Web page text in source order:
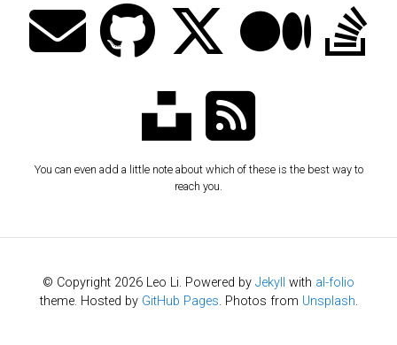
You can even add a little note about which of these is the best way to
reach you.
© Copyright 2026 Leo Li. Powered by Jekyll with al-folio
theme. Hosted by GitHub Pages. Photos from Unsplash.